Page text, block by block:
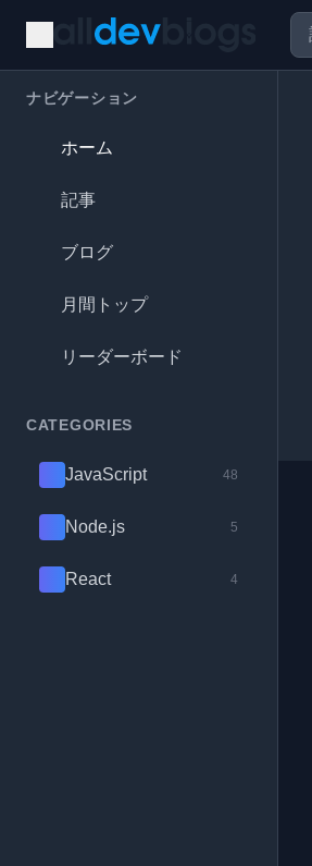
ナビゲーション
ホーム
記事
ブログ
月間トップ
リーダーボード
CATEGORIES
JavaScript 48
Node.js 5
React 4